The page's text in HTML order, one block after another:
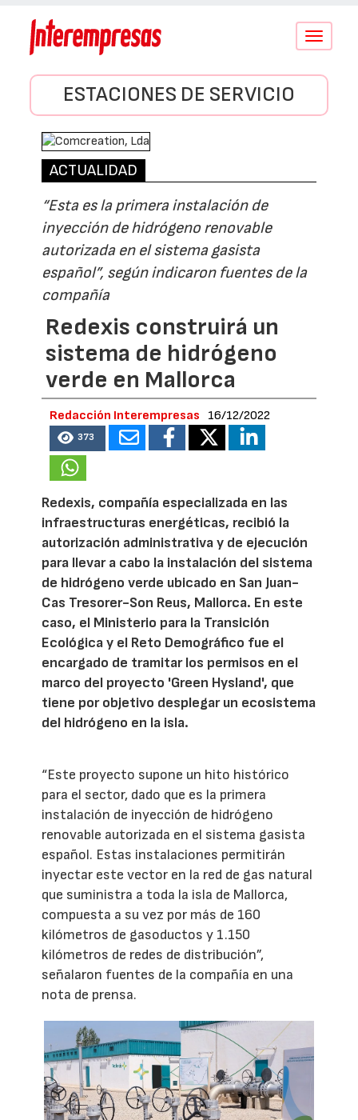
Conmutar
ESTACIONES DE SERVICIO
ACTUALIDAD
“Esta es la primera instalación de
inyección de hidrógeno renovable
autorizada en el sistema gasista
español”, según indicaron fuentes de la
compañía
Redexis construirá un
sistema de hidrógeno
verde en Mallorca
Redacción Interempresas 16/12/2022
373
Redexis, compañía especializada en las
infraestructuras energéticas, recibió la
autorización administrativa y de ejecución
para llevar a cabo la instalación del sistema
de hidrógeno verde ubicado en San Juan-
Cas Tresorer-Son Reus, Mallorca. En este
caso, el Ministerio para la Transición
Ecológica y el Reto Demográfico fue el
encargado de tramitar los permisos en el
marco del proyecto 'Green Hysland', que
tiene por objetivo desplegar un ecosistema
del hidrógeno en la isla.
“Este proyecto supone un hito histórico
para el sector, dado que es la primera
instalación de inyección de hidrógeno
renovable autorizada en el sistema gasista
español. Estas instalaciones permitirán
inyectar este vector en la red de gas natural
que suministra a toda la isla de Mallorca,
compuesta a su vez por más de 160
kilómetros de gasoductos y 1.150
kilómetros de redes de distribución”,
señalaron fuentes de la compañía en una
nota de prensa.